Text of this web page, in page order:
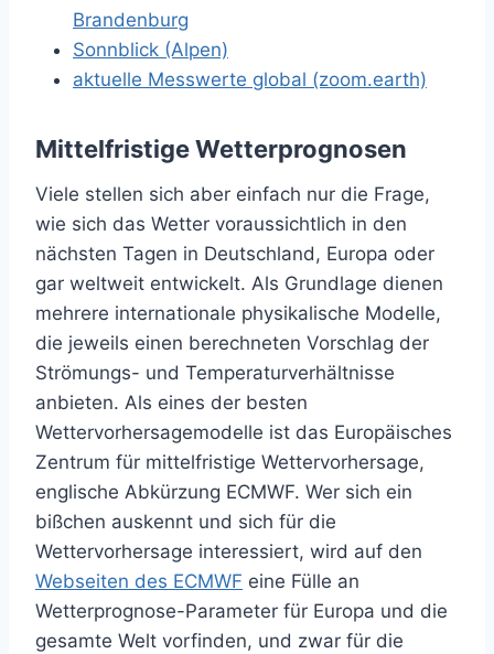
Brandenburg
Sonnblick (Alpen)
aktuelle Messwerte global (zoom.earth)
Mittelfristige Wetterprognosen
Viele stellen sich aber einfach nur die Frage,
wie sich das Wetter voraussichtlich in den
nächsten Tagen in Deutschland, Europa oder
gar weltweit entwickelt. Als Grundlage dienen
mehrere internationale physikalische Modelle,
die jeweils einen berechneten Vorschlag der
Strömungs- und Temperaturverhältnisse
anbieten. Als eines der besten
Wettervorhersagemodelle ist das Europäisches
Zentrum für mittelfristige Wettervorhersage,
englische Abkürzung ECMWF. Wer sich ein
bißchen auskennt und sich für die
Wettervorhersage interessiert, wird auf den
Webseiten des ECMWF eine Fülle an
Wetterprognose-Parameter für Europa und die
gesamte Welt vorfinden, und zwar für die